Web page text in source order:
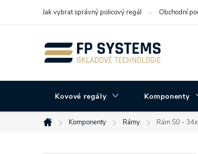
Jak vybrat správný policový regál Obchodní
Kovové regály Komponenty
Domů
Komponenty Rámy Rám S0 -